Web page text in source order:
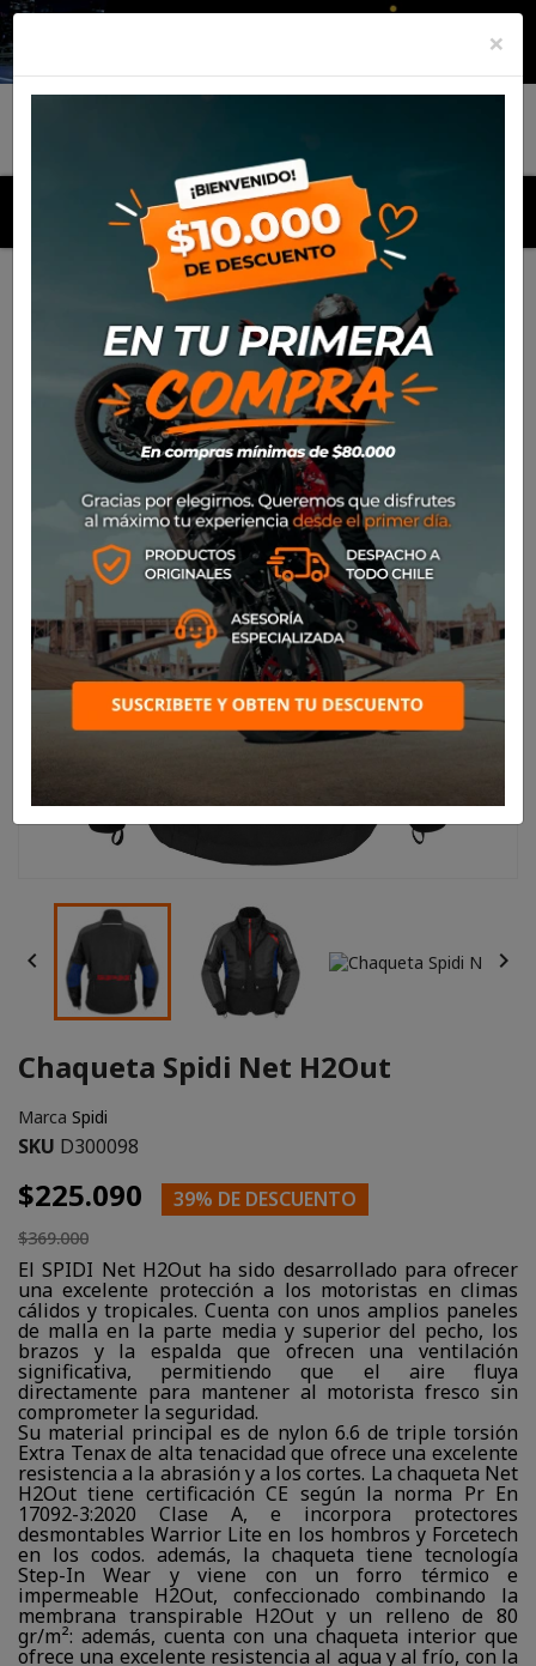
MENU
Productos Equipamiento
Chaqueta Spidi Net
 
Chaqueta Spidi Net H2Out
Marca Spidi
SKU D300098
$225.090 39% DE DESCUENTO
$369.000
El SPIDI Net H2Out ha sido desarrollado para ofrecer
una excelente protección a los motoristas en climas
cálidos y tropicales. Cuenta con unos amplios paneles
de malla en la parte media y superior del pecho, los
brazos y la espalda que ofrecen una ventilación
significativa, permitiendo que el aire fluya
directamente para mantener al motorista fresco sin
comprometer la seguridad.
Su material principal es de nylon 6.6 de triple torsión
Extra Tenax de alta tenacidad que ofrece una excelente
resistencia a la abrasión y a los cortes. La chaqueta Net
H2Out tiene certificación CE según la norma Pr En
17092-3:2020 Clase A, e incorpora protectores
desmontables Warrior Lite en los hombros y Forcetech
en los codos. además, la chaqueta tiene tecnología
Step-In Wear y viene con un forro térmico e
impermeable H2Out, confeccionado combinando la
membrana transpirable H2Out y un relleno de 80
gr/m²: además, cuenta con una chaqueta interior que
ofrece una excelente resistencia al agua y al frío, con la
×